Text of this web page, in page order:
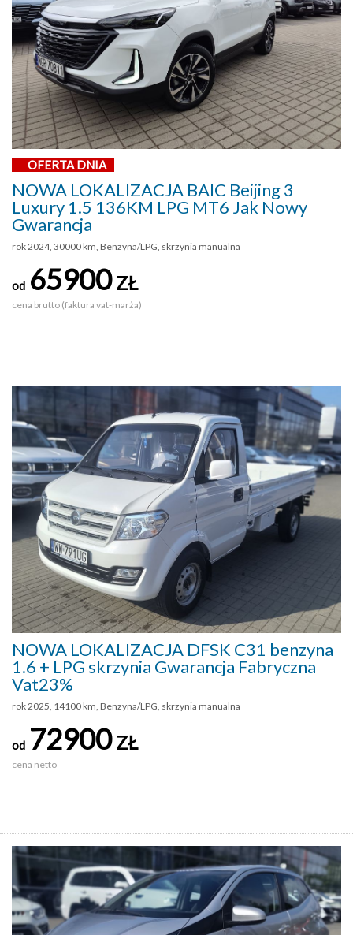
OFERTA DNIA
NOWA LOKALIZACJA BAIC Beijing 3
Luxury 1.5 136KM LPG MT6 Jak Nowy
Gwarancja
rok 2024, 30000 km, Benzyna/LPG, skrzynia manualna
od 65900ZŁ
cena brutto (faktura vat-marża)
NOWA LOKALIZACJA DFSK C31 benzyna
1.6 + LPG skrzynia Gwarancja Fabryczna
Vat23%
rok 2025, 14100 km, Benzyna/LPG, skrzynia manualna
od 72900ZŁ
cena netto